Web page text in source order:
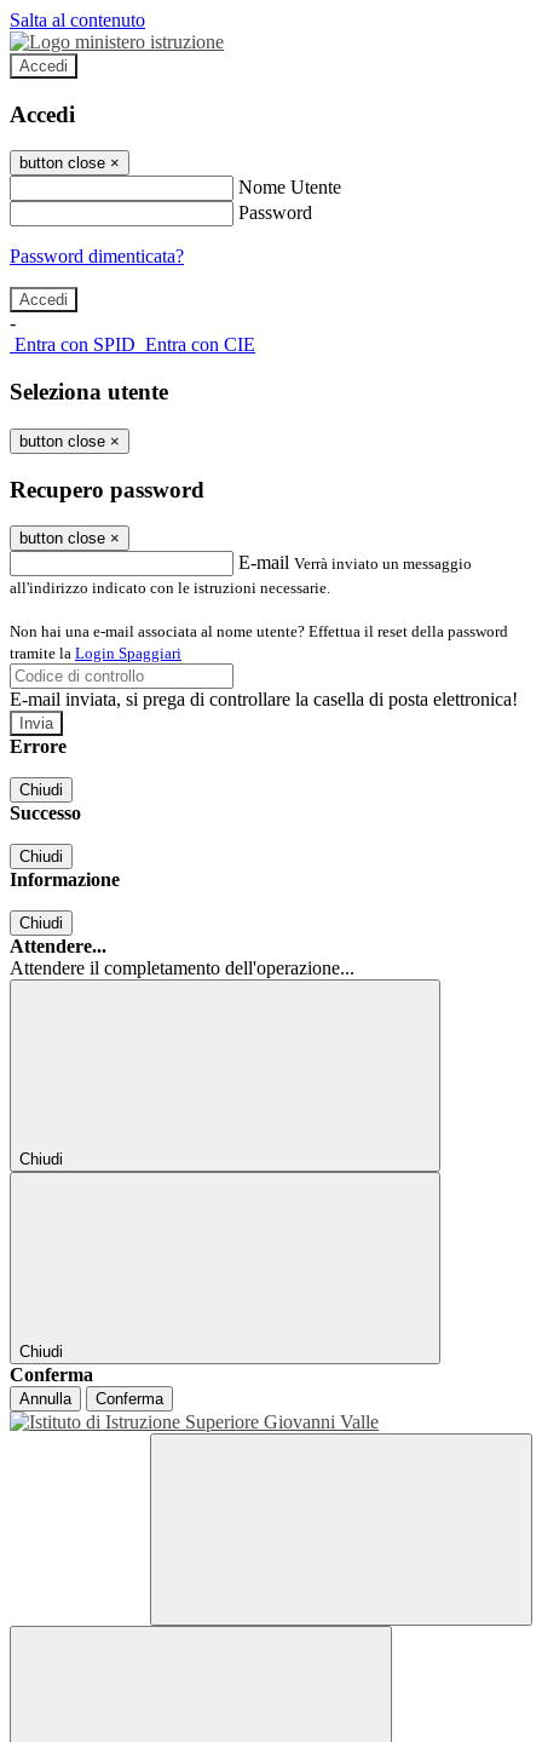
Salta al contenuto
Accedi
Accedi
button close ×
Nome Utente
Password
Password dimenticata?
-
Entra con SPID Entra con CIE
Seleziona utente
button close ×
Recupero password
button close ×
E-mail Verrà inviato un messaggio
all'indirizzo indicato con le istruzioni necessarie.
Non hai una e-mail associata al nome utente? Effettua il reset della password
tramite la Login Spaggiari
E-mail inviata, si prega di controllare la casella di posta elettronica!
Errore
Chiudi
Successo
Chiudi
Informazione
Chiudi
Attendere...
Attendere il completamento dell'operazione...
Chiudi
Chiudi
Conferma
Annulla Conferma